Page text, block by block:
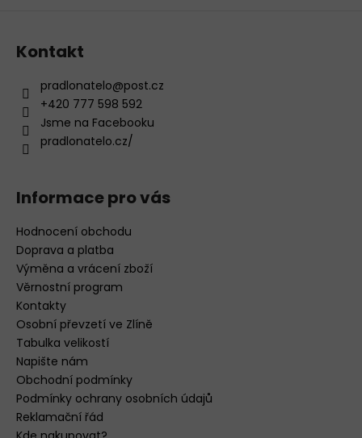
Kontakt
pradlonatelo@post.cz
+420 777 598 592
Jsme na Facebooku
pradlonatelo.cz/
Informace pro vás
Hodnocení obchodu
Doprava a platba
Výměna a vrácení zboží
Věrnostní program
Kontakty
Osobní převzetí ve Zlíně
Tabulka velikostí
Napište nám
Obchodní podmínky
Podmínky ochrany osobních údajů
Reklamační řád